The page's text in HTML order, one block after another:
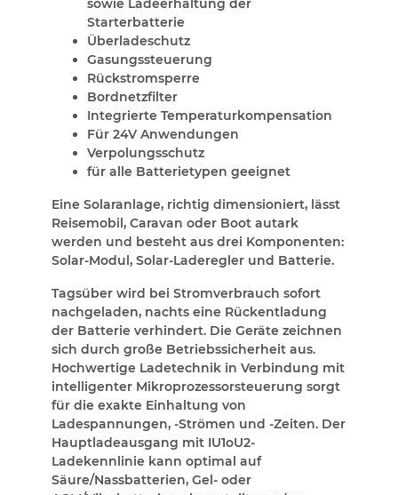
sowie Ladeerhaltung der
Starterbatterie
Überladeschutz
Gasungssteuerung
Rückstromsperre
Bordnetzfilter
Integrierte Temperaturkompensation
Für 24V Anwendungen
Verpolungsschutz
für alle Batterietypen geeignet
Eine Solaranlage, richtig dimensioniert, lässt
Reisemobil, Caravan oder Boot autark
werden und besteht aus drei Komponenten:
Solar-Modul, Solar-Laderegler und Batterie.
Tagsüber wird bei Stromverbrauch sofort
nachgeladen, nachts eine Rückentladung
der Batterie verhindert. Die Geräte zeichnen
sich durch große Betriebssicherheit aus.
Hochwertige Ladetechnik in Verbindung mit
intelligenter Mikroprozessorsteuerung sorgt
für die exakte Einhaltung von
Ladespannungen, -Strömen und -Zeiten. Der
Hauptladeausgang mit IU1oU2-
Ladekennlinie kann optimal auf
Säure/Nassbatterien, Gel- oder